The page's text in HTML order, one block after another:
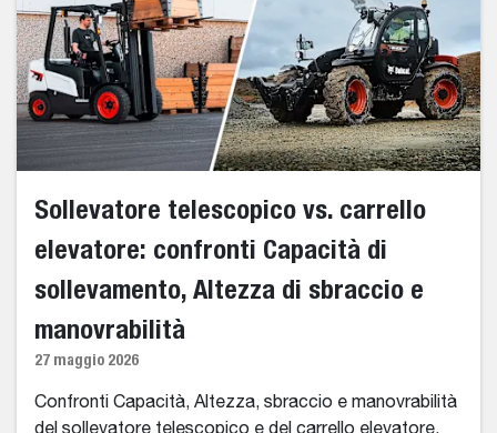
Sollevatore telescopico vs. carrello
elevatore: confronti Capacità di
sollevamento, Altezza di sbraccio e
manovrabilità
27 maggio 2026
Confronti Capacità, Altezza, sbraccio e manovrabilità